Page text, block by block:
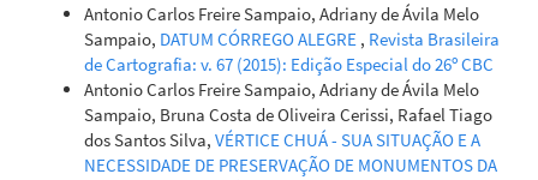
Antonio Carlos Freire Sampaio, Adriany de Ávila Melo
Sampaio, DATUM CÓRREGO ALEGRE , Revista Brasileira
de Cartografia: v. 67 (2015): Edição Especial do 26º CBC
Antonio Carlos Freire Sampaio, Adriany de Ávila Melo
Sampaio, Bruna Costa de Oliveira Cerissi, Rafael Tiago
dos Santos Silva, VÉRTICE CHUÁ - SUA SITUAÇÃO E A
NECESSIDADE DE PRESERVAÇÃO DE MONUMENTOS DA